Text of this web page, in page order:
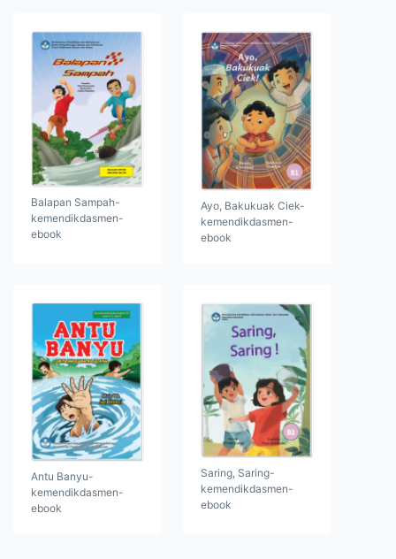
Balapan Sampah-
kemendikdasmen-
ebook
Ayo, Bakukuak Ciek-
kemendikdasmen-
ebook
Antu Banyu-
kemendikdasmen-
ebook
Saring, Saring-
kemendikdasmen-
ebook